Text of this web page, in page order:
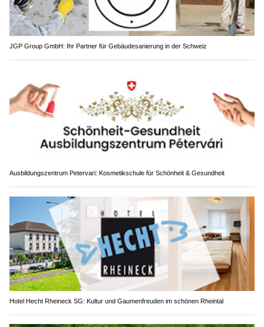
JGP Group GmbH: Ihr Partner für Gebäudesanierung in der Schweiz
Ausbildungszentrum Petervari: Kosmetikschule für Schönheit & Gesundheit
Hotel Hecht Rheineck SG: Kultur und Gaumenfreuden im schönen Rheintal